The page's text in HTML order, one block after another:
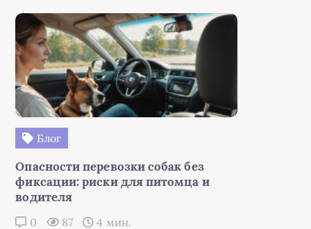
Блог
Опасности перевозки собак без
фиксации: риски для питомца и
водителя
0 87 4 мин.